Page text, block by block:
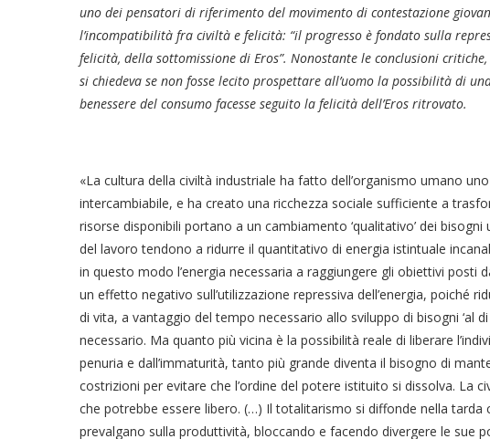
uno dei pensatori di riferimento del movimento di contestazione
l’incompatibilità fra civiltà e felicità: “il progresso è fondato sulla
felicità, della sottomissione di Eros”. Nonostante le conclusioni
si chiedeva se non fosse lecito prospettare all’uomo la possibilità di
benessere del consumo facesse seguito la felicità dell’Eros ritrovato.
«La cultura della civiltà industriale ha fatto dell’organismo umano
intercambiabile, e ha creato una ricchezza sociale sufficiente a
risorse disponibili portano a un cambiamento ‘qualitativo’ dei
del lavoro tendono a ridurre il quantitativo di energia istintuale
in questo modo l’energia necessaria a raggiungere gli obiettivi posti
un effetto negativo sull’utilizzazione repressiva dell’energia, poiché
di vita, a vantaggio del tempo necessario allo sviluppo di bisogni ‘al
necessario. Ma quanto più vicina è la possibilità reale di liberare
penuria e dall’immaturità, tanto più grande diventa il bisogno di
costrizioni per evitare che l’ordine del potere istituito si dissolva. La
che potrebbe essere libero. (…) Il totalitarismo si diffonde nella tarda
prevalgano sulla produttività, bloccando e facendo divergere le sue